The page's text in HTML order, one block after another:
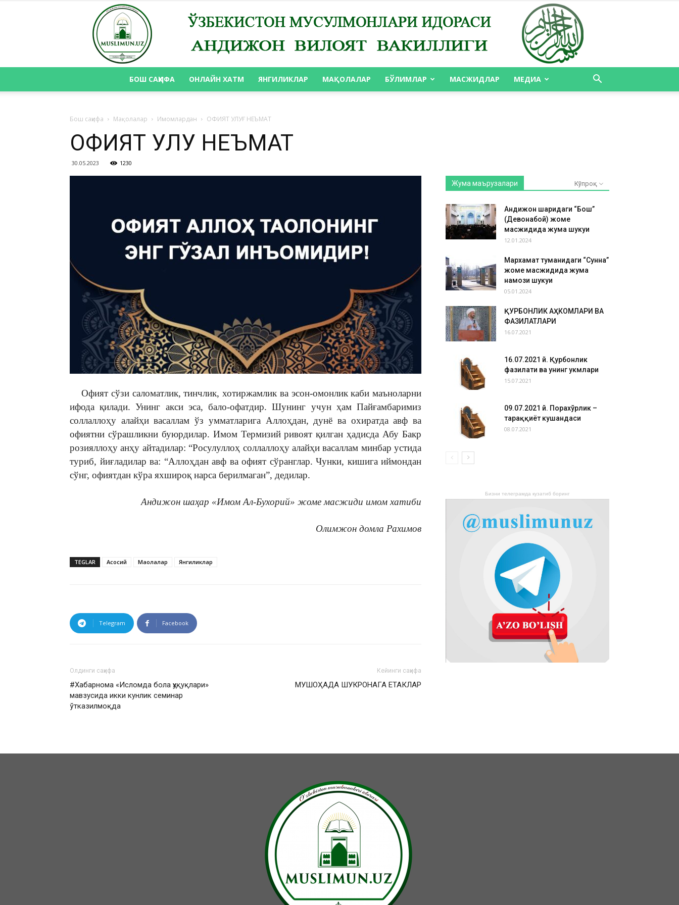
ВАКИЛЛИГИ
БОШ САҲИФА ОНЛАЙН ХАТМ ЯНГИЛИКЛАР МАҚОЛАЛАР БЎЛИМЛАР МАСЖИДЛАР МЕДИА
Бош саҳифа Мақолалар Имомлардан ОФИЯТ УЛУҒ НЕЪМАТ
ОФИЯТ УЛУҒ НЕЪМАТ
30.05.2023 1230
Офият сўзи саломатлик, тинчлик, хотиржамлик ва эсон-омонлик каби маъноларни
ифода қилади. Унинг акси эса, бало-офатдир. Шунинг учун ҳам Пайғамбаримиз
соллаллоҳу алайҳи васаллам ўз умматларига Аллоҳдан, дунё ва охиратда авф ва
офиятни сўрашликни буюрдилар. Имом Термизий ривоят қилган ҳадисда Абу Бакр
розияллоҳу анҳу айтадилар: “Росулуллоҳ соллаллоҳу алайҳи васаллам минбар устида
туриб, йиғладилар ва: “Аллоҳдан авф ва офият сўранглар. Чунки, кишига иймондан
сўнг, офиятдан кўра яхшироқ нарса берилмаган”, дедилар.
Андижон шаҳар «Имом Ал-Бухорий» жоме масжиди имом хатиби
Олимжон домла Рахимов
TEGLAR Асосий Мақолалар Янгиликлар
Telegram Facebook
Олдинги саҳифа
#Хабарнома «Исломда бола ҳуқуқлари»
мавзусида икки кунлик семинар
ўтказилмоқда
Кейинги саҳифа
МУШОҲАДА ШУКРОНАГА ЕТАКЛАР
Жума маърузалари Кўпроқ
Андижон шаҳридаги “Бош”
(Девонабой) жоме
масжидида жума шукуҳи
12.01.2024
Мархамат туманидаги “Сунна”
жоме масжидида жума
намози шукуҳи
05.01.2024
ҚУРБОНЛИК АҲКОМЛАРИ ВА
ФАЗИЛАТЛАРИ
16.07.2021
16.07.2021 й. Қурбонлик
фазилати ва унинг ҳукмлари
15.07.2021
09.07.2021 й. Порахўрлик –
тараққиёт кушандаси
08.07.2021
Бизни телеграмда кузатиб боринг